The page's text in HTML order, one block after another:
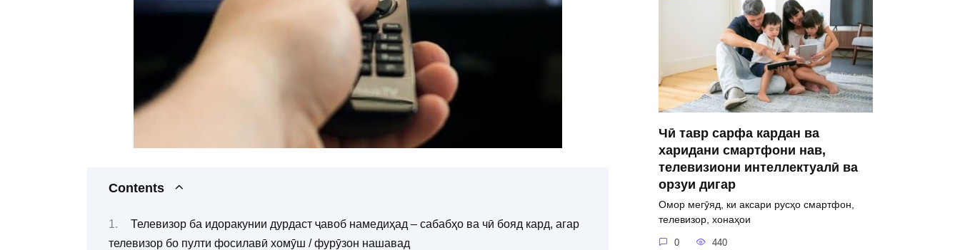
Contents
Телевизор ба идоракунии дурдаст ҷавоб намедиҳад – сабабҳо ва чӣ бояд кард, агар
телевизор бо пулти фосилавӣ хомӯш / фурӯзон нашавад
Чӣ тавр сарфа кардан ва
харидани смартфони нав,
телевизиони интеллектуалӣ ва
орзуи дигар
Омор мегӯяд, ки аксари русҳо смартфон,
телевизор, хонаҳои
0 440